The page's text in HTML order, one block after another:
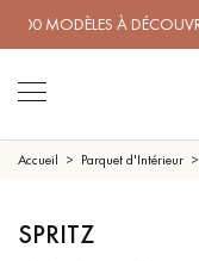
À
LES
Accueil Parquet d'Intérieur
SPRITZ